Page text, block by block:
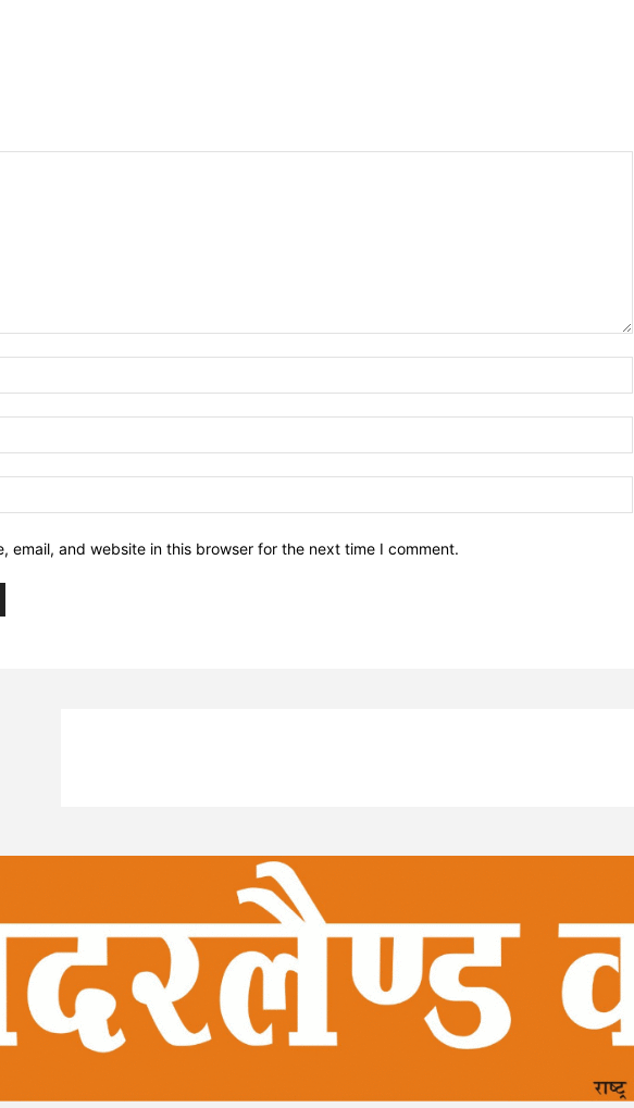
email, and website in this browser for the next time I comment.